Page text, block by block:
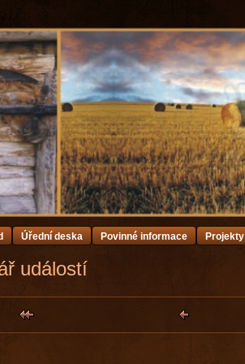
Úřední deska Povinné informace Projekty
událostí